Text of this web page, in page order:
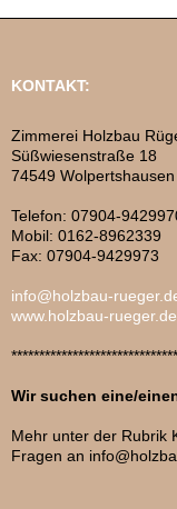
KONTAKT:
Zimmerei Holzbau
Süßwiesenstraße 18
74549 Wolpertshausen
Telefon: 07904-
Mobil: 0162-8962339
Fax: 07904-9429973
info@holzbau-
www.holzbau-rueger.de
Wir suchen eine/
Mehr unter der Rubrik
Fragen an